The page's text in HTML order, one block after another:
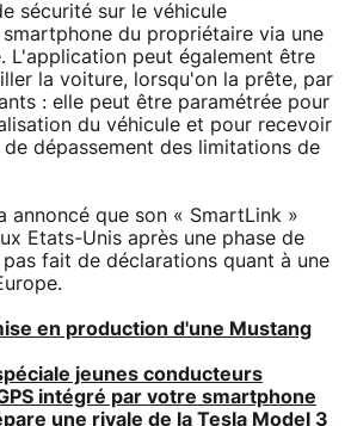
sécurité sur le véhicule
du propriétaire via une
L'application peut également être
la voiture, lorsqu'on la prête, par
: elle peut être paramétrée pour
du véhicule et pour recevoir
dépassement des limitations de
annoncé que son « SmartLink »
Etats-Unis après une phase de
fait de déclarations quant à une
en production d'une Mustang
jeunes conducteurs
intégré par votre smartphone
une rivale de la Tesla Model 3